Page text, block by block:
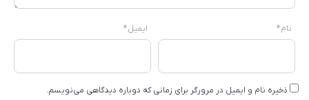
نام* ایمیل*
ذخیره نام و ایمیل در مرورگر برای زمانی که دوباره دیدگاهی می‌نویسم.